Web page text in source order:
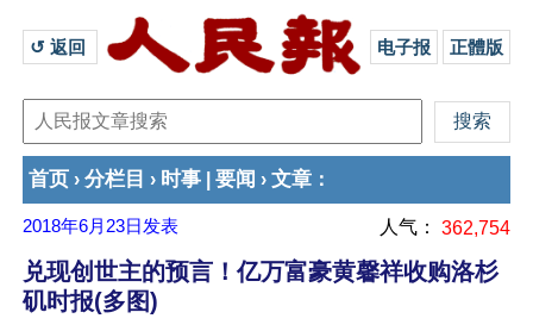
↺ 返回 电子报 正體版
首页 › 分栏目 › 时事 要闻 › 文章 ：
2018年6月23日 发表 人气： 362,754
兑现创世主的预言！亿万富豪黄馨祥收购洛杉
矶时报(多图)